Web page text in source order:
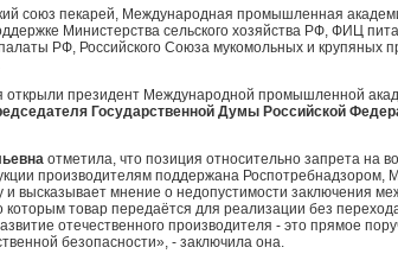
союз пекарей, Международная промышленная
Министерства сельского хозяйства РФ, ФИЦ
РФ, Российского Союза мукомольных и крупяных
президент Международной промышленной
Государственной Думы Российской
отметила, что позиция относительно запрета на
производителям поддержана Роспотребнадзором,
высказывает мнение о недопустимости заключения
которым товар передаётся для реализации без
отечественного производителя - это прямое
безопасности», - заключила она.